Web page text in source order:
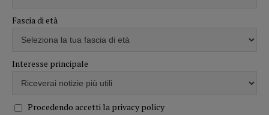
Fascia di età
Interesse principale
Procedendo accetti la privacy policy